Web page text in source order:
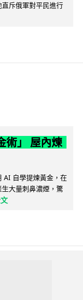
斥俄軍對平民進行
術」 屋內煉
AI 自學提煉黃金，在
大量刺鼻濃煙，驚